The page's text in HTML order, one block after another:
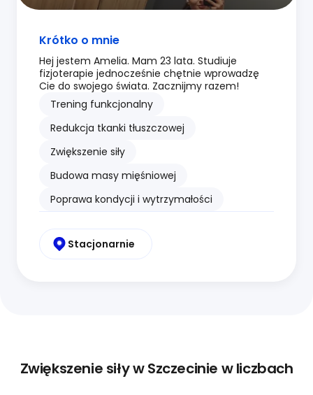
Krótko o mnie
Hej jestem Amelia. Mam 23 lata. Studiuje
fizjoterapie jednocześnie chętnie wprowadzę
Cie do swojego świata. Zacznijmy razem!
Trening funkcjonalny
Redukcja tkanki tłuszczowej
Zwiększenie siły
Budowa masy mięśniowej
Poprawa kondycji i wytrzymałości
Stacjonarnie
Zwiększenie siły w Szczecinie w liczbach